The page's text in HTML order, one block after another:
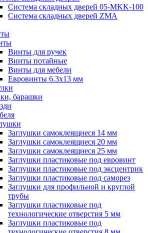
Система складных дверей 05-MKK-100
Система складных дверей ZMA
Винты для ручек
Винты потайные
Винты для мебели
Евровинты 6.3х13 мм
барашки
Заглушки самоклеящиеся 14 мм
Заглушки самоклеящиеся 20 мм
Заглушки самоклеящиеся 25 мм
Заглушки пластиковые под евровинт
Заглушки пластиковые под эксцентрик
Заглушки пластиковые под саморез
Заглушки для профильной и круглой
трубы
Заглушки пластиковые под
технологические отверстия 5 мм
Заглушки пластиковые под